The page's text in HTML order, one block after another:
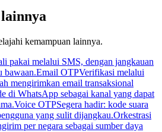
kemampuan lainnya.
pakai melalui SMS, dengan jangkauan
bawaan.Email OTPVerifikasi melalui
mengirimkan email transaksional
di WhatsApp sebagai kanal yang dapat
Voice OTPSegera hadir: kode suara
yang sulit dijangkau.Orkestrasi
per negara sebagai sumber daya